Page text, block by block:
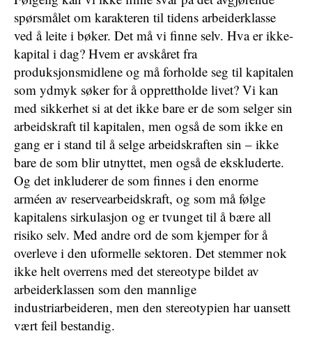
spørsmålet om karakteren til tidens arbeiderklasse
ved å leite i bøker. Det må vi finne selv. Hva er ikke-
kapital i dag? Hvem er avskåret fra
produksjonsmidlene og må forholde seg til kapitalen
som ydmyk søker for å opprettholde livet? Vi kan
med sikkerhet si at det ikke bare er de som selger sin
arbeidskraft til kapitalen, men også de som ikke en
gang er i stand til å selge arbeidskraften sin – ikke
bare de som blir utnyttet, men også de ekskluderte.
Og det inkluderer de som finnes i den enorme
arméen av reservearbeidskraft, og som må følge
kapitalens sirkulasjon og er tvunget til å bære all
risiko selv. Med andre ord de som kjemper for å
overleve i den uformelle sektoren. Det stemmer nok
ikke helt overrens med det stereotype bildet av
arbeiderklassen som den mannlige
industriarbeideren, men den stereotypien har uansett
vært feil bestandig.